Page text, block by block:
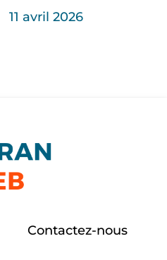
11 avril 2026
Contactez-nous